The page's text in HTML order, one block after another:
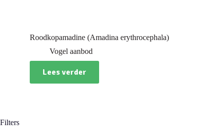
Roodkopamadine (Amadina erythrocephala)
Vogel aanbod
Lees verder
Filters